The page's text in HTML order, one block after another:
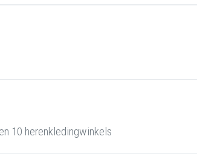
10 herenkledingwinkels